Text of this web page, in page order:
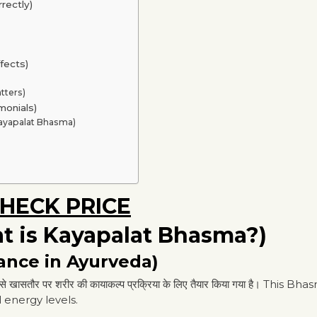
Bhasma)
PRICE
is Kayapalat Bhasma?)
in Ayurveda)
पर शरीर की कायाकल्प प्रक्रिया के लिए तैयार किया गया है। This
levels.